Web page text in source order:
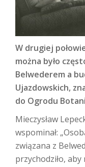
W drugiej
można było
Belwederem a
Ujazdowskich,
do Ogrodu
Mieczysław
wspominał:
związana z
przychodziło,